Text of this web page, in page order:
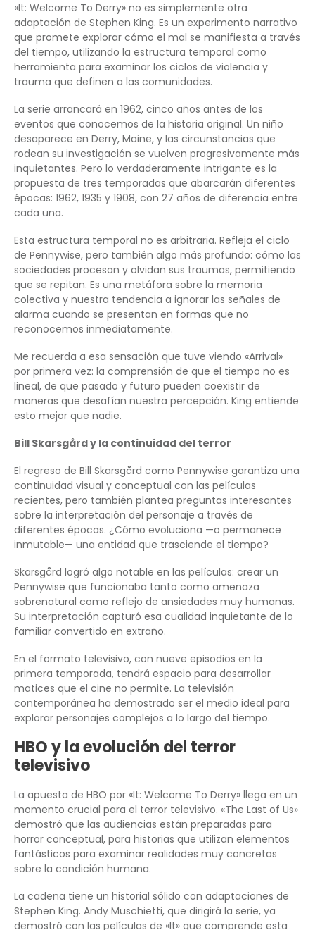
«It: Welcome To Derry» no es simplemente otra
adaptación de Stephen King. Es un experimento narrativo
que promete explorar cómo el mal se manifiesta a través
del tiempo, utilizando la estructura temporal como
herramienta para examinar los ciclos de violencia y
trauma que definen a las comunidades.
La serie arrancará en 1962, cinco años antes de los
eventos que conocemos de la historia original. Un niño
desaparece en Derry, Maine, y las circunstancias que
rodean su investigación se vuelven progresivamente más
inquietantes. Pero lo verdaderamente intrigante es la
propuesta de tres temporadas que abarcarán diferentes
épocas: 1962, 1935 y 1908, con 27 años de diferencia entre
cada una.
Esta estructura temporal no es arbitraria. Refleja el ciclo
de Pennywise, pero también algo más profundo: cómo las
sociedades procesan y olvidan sus traumas, permitiendo
que se repitan. Es una metáfora sobre la memoria
colectiva y nuestra tendencia a ignorar las señales de
alarma cuando se presentan en formas que no
reconocemos inmediatamente.
Me recuerda a esa sensación que tuve viendo «Arrival»
por primera vez: la comprensión de que el tiempo no es
lineal, de que pasado y futuro pueden coexistir de
maneras que desafían nuestra percepción. King entiende
esto mejor que nadie.
Bill Skarsgård y la continuidad del terror
El regreso de Bill Skarsgård como Pennywise garantiza una
continuidad visual y conceptual con las películas
recientes, pero también plantea preguntas interesantes
sobre la interpretación del personaje a través de
diferentes épocas. ¿Cómo evoluciona —o permanece
inmutable— una entidad que trasciende el tiempo?
Skarsgård logró algo notable en las películas: crear un
Pennywise que funcionaba tanto como amenaza
sobrenatural como reflejo de ansiedades muy humanas.
Su interpretación capturó esa cualidad inquietante de lo
familiar convertido en extraño.
En el formato televisivo, con nueve episodios en la
primera temporada, tendrá espacio para desarrollar
matices que el cine no permite. La televisión
contemporánea ha demostrado ser el medio ideal para
explorar personajes complejos a lo largo del tiempo.
HBO y la evolución del terror
televisivo
La apuesta de HBO por «It: Welcome To Derry» llega en un
momento crucial para el terror televisivo. «The Last of Us»
demostró que las audiencias están preparadas para
horror conceptual, para historias que utilizan elementos
fantásticos para examinar realidades muy concretas
sobre la condición humana.
La cadena tiene un historial sólido con adaptaciones de
Stephen King. Andy Muschietti, que dirigirá la serie, ya
demostró con las películas de «It» que comprende esta